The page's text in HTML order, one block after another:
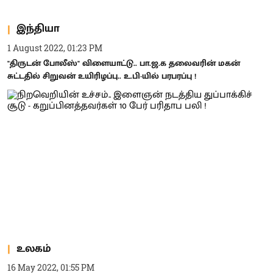
இந்தியா
1 August 2022, 01:23 PM
"திருடன் போலீஸ்" விளையாட்டு.. பா.ஜ.க தலைவரின் மகன்
சுட்டதில் சிறுவன் உயிரிழப்பு.. உ.பி-யில் பரபரப்பு !
உலகம்
16 May 2022, 01:55 PM